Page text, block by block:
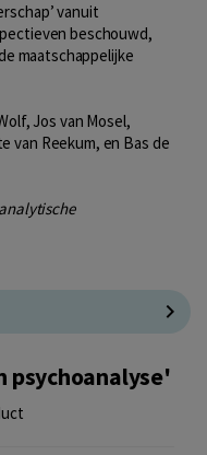
vanuit
beschouwd,
maatschappelijke
Jos van Mosel,
van Reekum, en Bas de
psychoanalyse'